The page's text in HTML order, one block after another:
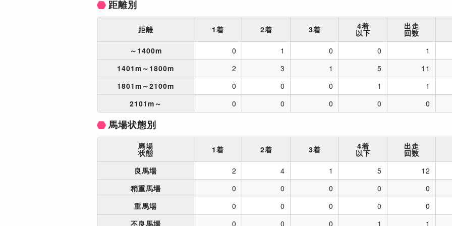
距離別
距離 1着 2着 3着 4着
以下
出走
回数
～1400m
0 1 0 0
1
1401m～1800m
2 3 1 5
11
1801m～2100m
0 0 0 1
1
2101m～
0 0 0 0 0
馬場状態別
馬場
状態 1着 2着 3着 4着
以下
出走
回数
良馬場
2 4 1 5
12
稍重馬場
0 0 0 0
0
重馬場
0 0 0 0
0
不良馬場
0 0 0 1 1